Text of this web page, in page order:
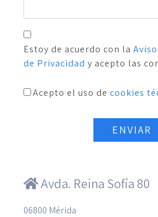
Estoy de acuerdo con la
de Privacidad y acepto las
Acepto el uso de cookies
ENVIAR
Avda. Reina Sofía 80
06800 Mérida